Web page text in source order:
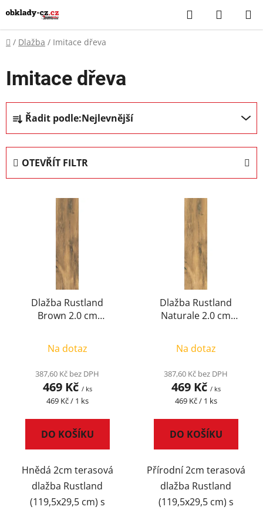
na
obsah
Hledat
KOŠÍK
Domů
/ Dlažba / Imitace dřeva
Imitace dřeva
Řadit podle:Nejlevnější
OTEVŘÍT FILTR
Dlažba Rustland
Brown 2.0 cm
Na dotaz
387,60 Kč bez DPH
469 Kč / ks
Měrná
469 Kč / 1 ks
DO KOŠÍKU
Hnědá 2cm terasová
dlažba Rustland
(119,5x29,5 cm) s
Dlažba Rustland
Naturale 2.0 cm
Na dotaz
387,60 Kč bez DPH
469 Kč / ks
Měrná
469 Kč / 1 ks
DO KOŠÍKU
Přírodní 2cm terasová
dlažba Rustland
(119,5x29,5 cm) s